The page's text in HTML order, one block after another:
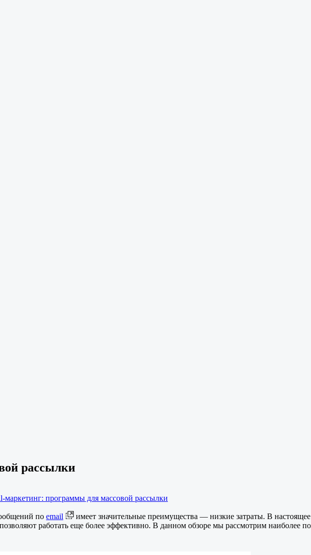
рассылки
маркетинг: программы для массовой рассылки
по email
имеет значительные преимущества — низкие затраты. В
работать еще более эффективно. В данном обзоре мы рассмотрим наиболее